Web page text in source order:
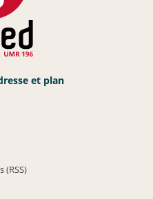
et plan
(RSS)